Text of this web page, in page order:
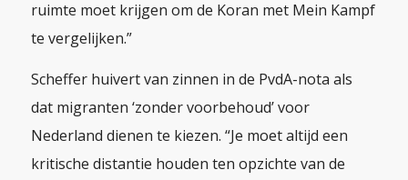
ruimte moet krijgen om de Koran met Mein Kampf
te vergelijken.”
Scheffer huivert van zinnen in de PvdA-nota als
dat migranten ‘zonder voorbehoud’ voor
Nederland dienen te kiezen. “Je moet altijd een
kritische distantie houden ten opzichte van de